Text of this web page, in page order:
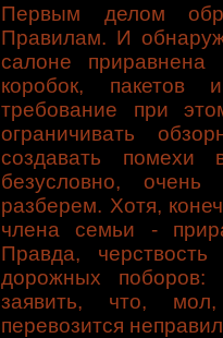
Первым делом
Правилам. И
салоне приравнена
коробок, пакетов
требование при
ограничивать
создавать помехи
безусловно,
разберем. Хотя,
члена семьи -
Правда,
дорожных поборов:
заявить, что,
перевозится